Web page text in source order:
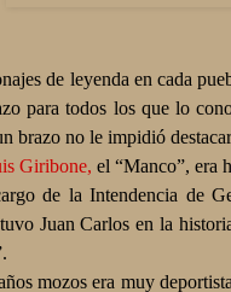
de leyenda en cada
para todos los que lo
brazo no le impidió
Giribone, el “Manco”, era
de la Intendencia de
Juan Carlos en la
mozos era muy